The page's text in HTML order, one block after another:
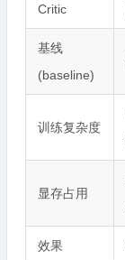
Critic
基线
(baseline)
训练复杂度
显存占用
效果